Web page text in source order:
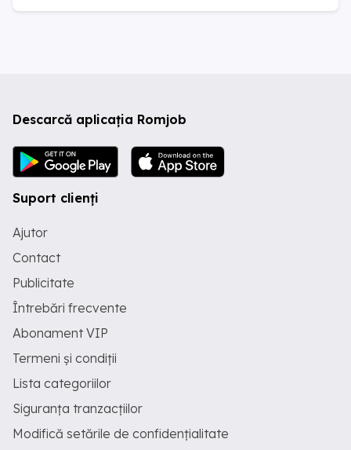
Descarcă aplicația Romjob
Suport clienți
Ajutor
Contact
Publicitate
Întrebări frecvente
Abonament VIP
Termeni și condiții
Lista categoriilor
Siguranța tranzacțiilor
Modifică setările de confidențialitate